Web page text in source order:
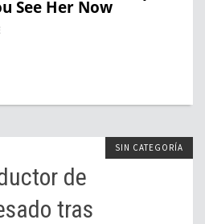
See Her Now
SIN CATEGORÍA
de
tras